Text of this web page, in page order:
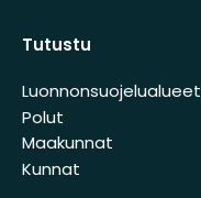
Tutustu
Luonnonsuojelualueet
Polut
Maakunnat
Kunnat